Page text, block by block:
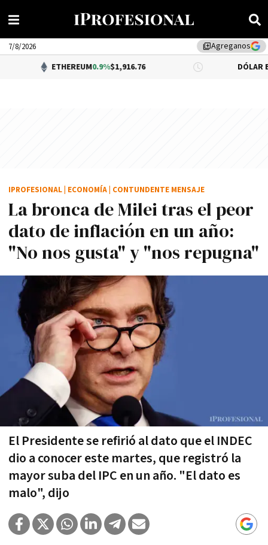
library_addAgreganos
7/8/2026
ETHEREUM0.9%$1,916.76 DÓLAR BNA
La bronca de Milei tras el peor
dato de inflación en un año:
"No nos gusta" y "nos repugna"
El Presidente se refirió al dato que el INDEC
dio a conocer este martes, que registró la
mayor suba del IPC en un año. "El dato es
malo", dijo
IPROFESIONAL ECONOMÍA CONTUNDENTE MENSAJE